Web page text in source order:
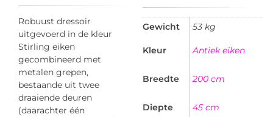
Robuust dressoir
uitgevoerd in de kleur
Stirling eiken
gecombineerd met
metalen grepen,
bestaande uit twee
draaiende deuren
(daarachter één
Gewicht 53 kg
Kleur Antiek eiken
Breedte 200 cm
Diepte 45 cm